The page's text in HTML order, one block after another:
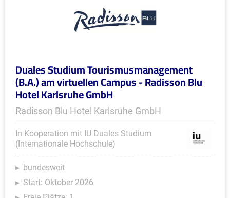
Duales Studium Tourismusmanagement
(B.A.) am virtuellen Campus - Radisson Blu
Hotel Karlsruhe GmbH
Radisson Blu Hotel Karlsruhe GmbH
In Kooperation mit IU Duales Studium
(Internationale Hochschule)
bundesweit
Start: Oktober 2026